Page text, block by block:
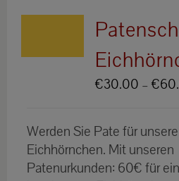
€30.00 – €
Werden Sie Pate für unsere
Eichhörnchen. Mit unseren
Patenurkunden: 60€ für ein